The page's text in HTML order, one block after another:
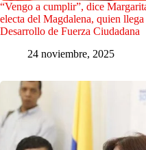
“Vengo a cumplir”, dice
electa del Magdalena, quien
Desarrollo de Fuerza Ciudadana
24 noviembre, 2025